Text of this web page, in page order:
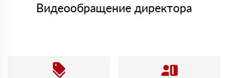
Видеообращение директора